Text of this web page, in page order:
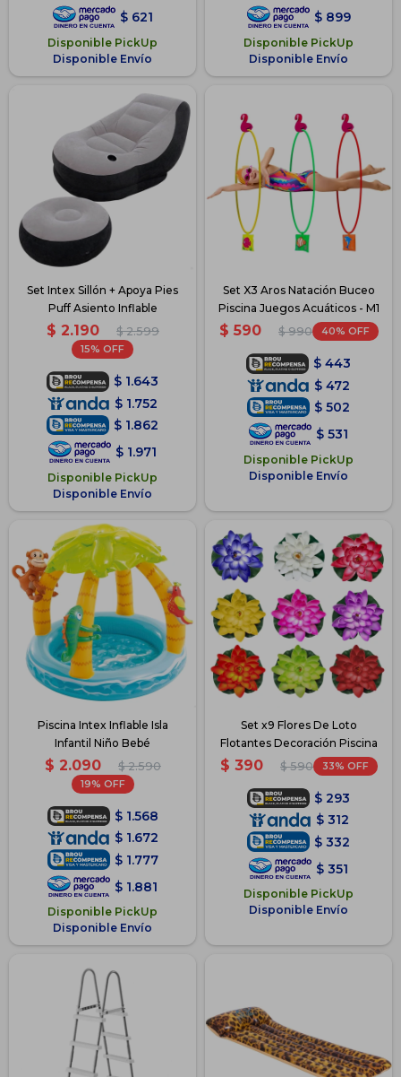
$ 621
Disponible PickUp
Disponible Envío
$ 899
Disponible PickUp
Disponible Envío
Set Intex Sillón + Apoya Pies
Puff Asiento Inflable
$ 2.190 $ 2.599
15
$ 1.643
$ 1.752
$ 1.862
$ 1.971
Disponible PickUp
Disponible Envío
Set X3 Aros Natación Buceo
Piscina Juegos Acuáticos - M1
$ 590 $ 990 40
$ 443
$ 472
$ 502
$ 531
Disponible PickUp
Disponible Envío
Piscina Intex Inflable Isla
Infantil Niño Bebé
$ 2.090 $ 2.590
19
$ 1.568
$ 1.672
$ 1.777
$ 1.881
Disponible PickUp
Disponible Envío
Set x9 Flores De Loto
Flotantes Decoración Piscina
$ 390 $ 590 33
$ 293
$ 312
$ 332
$ 351
Disponible PickUp
Disponible Envío